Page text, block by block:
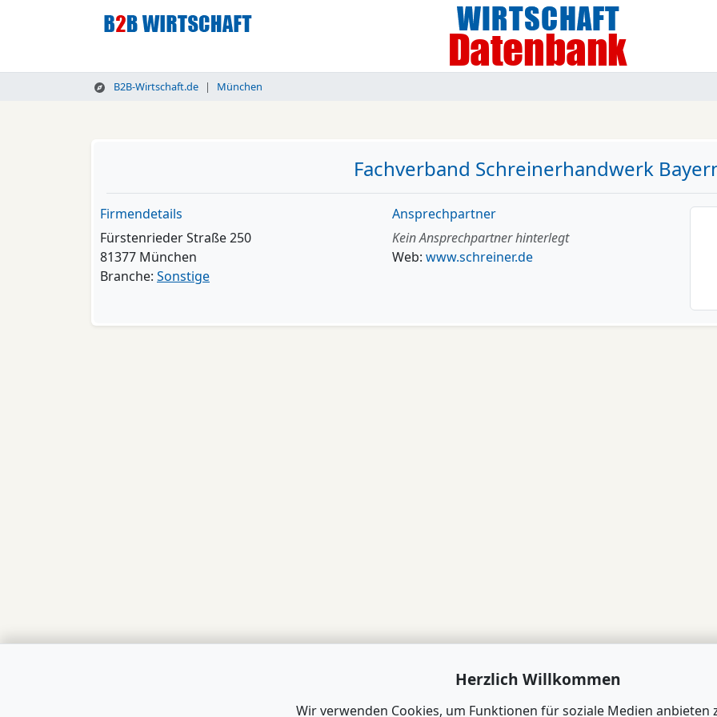
B2B-Wirtschaft.de München
Fachverband Schreinerhandwerk
Firmendetails
Fürstenrieder Straße 250
81377 München
Branche: Sonstige
Ansprechpartner
Kein Ansprechpartner hinterlegt
Web: www.schreiner.de
Herzlich Willkommen
Wir verwenden Cookies, um Funktionen für soziale Medien anbieten